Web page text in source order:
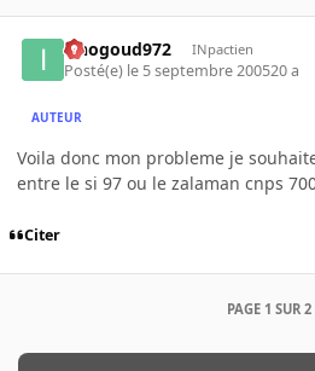
iznogoud972 INpactien
Posté(e) le 5 septembre 200520 a
AUTEUR
Voila donc mon probleme je
entre le si 97 ou le zalaman cnps
Citer
PAGE 1 SUR 2